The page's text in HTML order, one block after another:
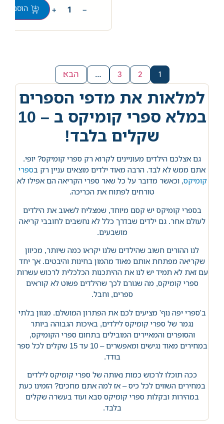
−
+ הוספה
1
2
3
… הבא
למלאות את מדפי הספרים
במלא ספרי קומיקס ב – 10
שקלים בלבד!
גם אצלכם הילדים מעוניינים לקרוא רק ספרי קומיקס? יופי.
אתם ממש לא לבד. הרבה מאוד ילדים מוצאים עניין רק בספרי
קומיקס, וכאשר מדובר על כל שאר ספרי הקריאה הם אפילו לא
טורחים לפתוח את הכריכה.
בספרי קומיקס יש קסם מיוחד, שמצליח לשאוב את הילדים
לעולם אחר. גם ילדים שבדרך כלל לא נחשבים לחובבי קריאה
מושבעים.
לנו ההורים חשוב שהילדים שלנו יקראו כמה שיותר, מכיוון
שקריאה מפתחת אותם מאוד מהמון בחינות והיבטים. אך יחד
עם זאת לא תמיד יש לנו את ההיתכנות הכלכלית לרכוש עשרות
ספרי קומיקס, מה שגורם לכך שהילדים פשוט לא קוראים
ספרים, וחבל.
ב'ספרי יפה נוף' מציעים לכם את הפתרון המושלם. מגוון בלתי
נגמר של ספרי קומיקס לילדים, באיכות הגבוהה ביותר
והסופרים והמאיירים המובילים בתחום ספרי הקומיקס,
במחירים מאוד נגישים ומאפשרים – 10 עד 15 שקלים לכל ספר
בודד.
ככה תוכלו לרכוש כמות נאותה של ספרי קומיקס לילדים
במחירים השווים לכל כיס – אז למה אתם מחכים? הזמינו כעת
במהירות ובקלות ספרי קומיקס סבא ועוד בעשרה שקלים
בלבד.